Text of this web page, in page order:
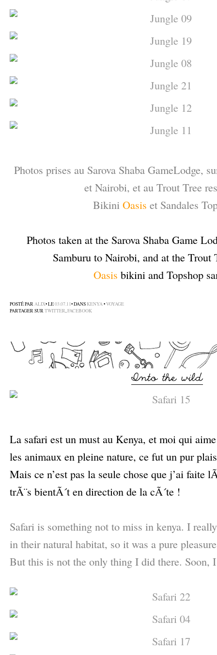
Photos prises au Sarova Shaba GameLodge,
et Nairobi, et au Trout Tree
Bikini Oasis et Sandales
Photos taken at the Sarova Shaba Game
Samburu to Nairobi, and at the Trout
Oasis bikini and Topshop
POSTÉ PARALIX• LE03.07.11• DANS KENYA•VOYAGE
PARTAGER SURTWITTER,FACEBOOK
La safari est un must au Kenya, et moi qui
les animaux en pleine nature, ce fut un pur
Mais ce n’est pas la seule chose que j’ai faite
trÃ¨s bientÃ´t en direction de la cÃ´te !
Safari is something not to miss in kenya. I
in their natural habitat, so it was a pure
But this is not the only thing I did there. Soon,